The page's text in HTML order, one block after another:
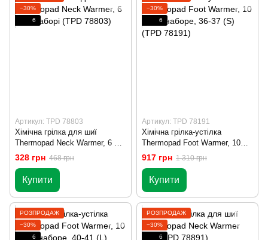
−30%
6
Артикул: TPD 78803
Хімічна грілка для шиї
Thermopad Neck Warmer, 6 шт
в наборі (TPD 78803)
328 грн 468 грн
Купити
−30%
6
Артикул: TPD 78191
Хімічна грілка-устілка
Thermopad Foot Warmer, 10
пар в наборе, 36-37 (S) (TPD
78191)
917 грн 1 310 грн
Купити
РОЗПРОДАЖ
−30%
6
РОЗПРОДАЖ
−30%
6